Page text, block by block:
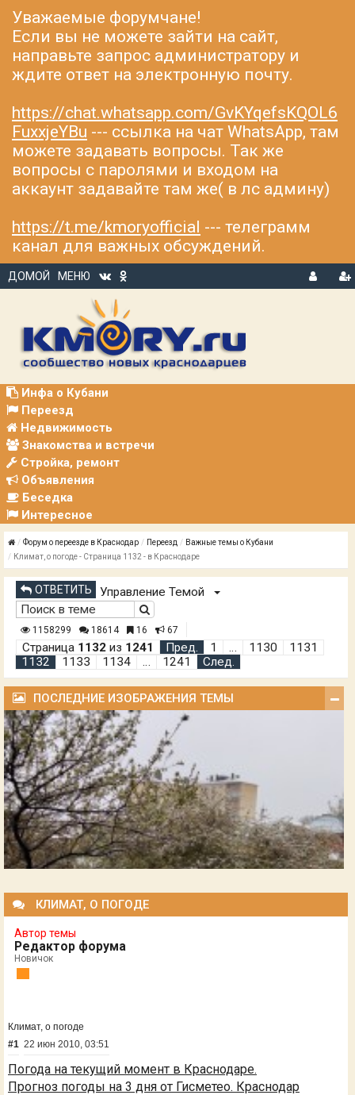
Уважаемые форумчане!
Если вы не можете зайти на сайт,
направьте запрос администратору и
ждите ответ на электронную почту.
https://chat.whatsapp.com/GvKYqefsKQOL6
FuxxjeYBu --- ссылка на чат WhatsApp, там
можете задавать вопросы. Так же
вопросы с паролями и входом на
аккаунт задавайте там же( в лс админу)
https://t.me/kmoryofficial --- телеграмм
канал для важных обсуждений.
ДОМОЙ
МЕНЮ
В
Р
Инфа о Кубани
Переезд
Недвижимость
Знакомства и встречи
Стройка, ремонт
Объявления
Беседка
Интересное
Форум о переезде в Краснодар Переезд
Важные темы о Кубани
Климат, о погоде - Страница 1132 - в Краснодаре
ОТВЕТИТЬ Управление Темой
1158299 18614 16 67
Страница 1132 из 1241 Пред. 1 … 1130
1131
1132
1133 1134 … 1241 След.
ПОСЛЕДНИЕ ИЗОБРАЖЕНИЯ ТЕМЫ
КЛИМАТ, О ПОГОДЕ
Автор темы
Редактор форума
Новичок
Климат, о погоде
#1 22 июн 2010, 03:51
Погода на текущий момент в Краснодаре.
Прогноз погоды на 3 дня от Гисметео. Краснодар